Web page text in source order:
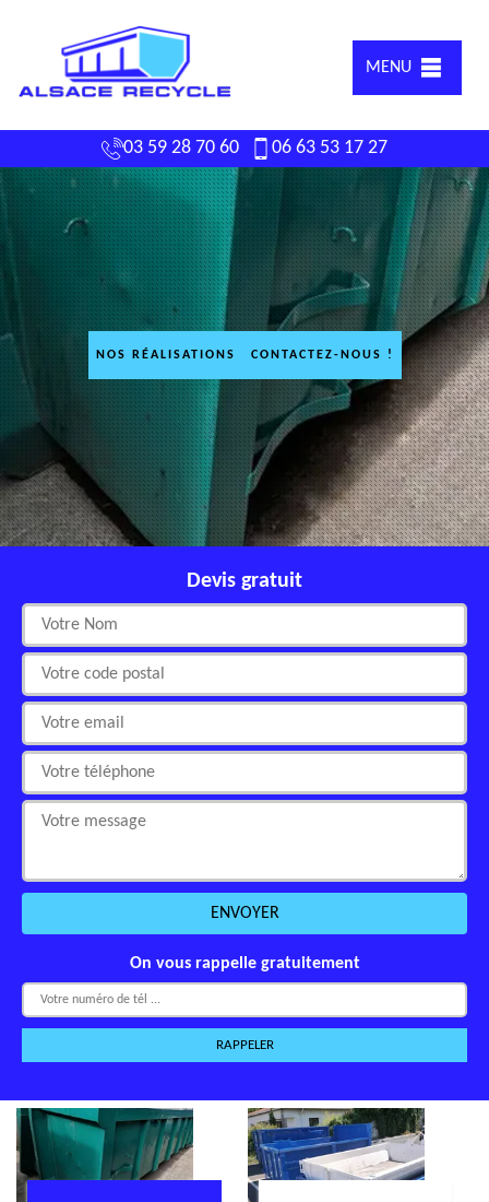
MENU
03 59 28 70 60 06 63 53 17 27
NOS RÉALISATIONS CONTACTEZ-NOUS !
Devis gratuit
On vous rappelle gratuitement